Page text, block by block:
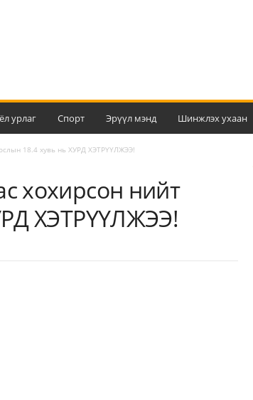
урлаг Спорт Эрүүл мэнд Шинжлэх ухаан
18.4 хувь нь ХУРД ХЭТРҮҮЛЖЭЭ!
хохирсон нийт
ХЭТРҮҮЛЖЭЭ!